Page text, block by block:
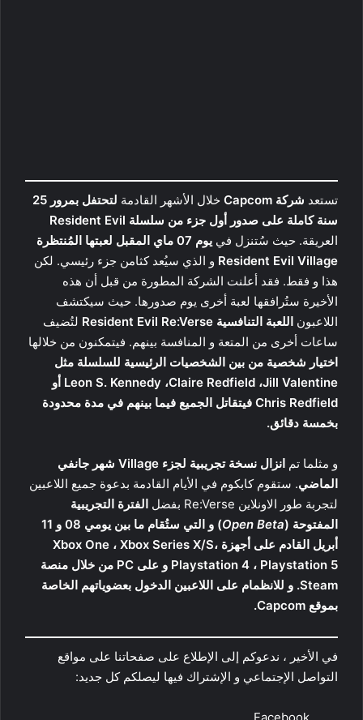
تستعد شركة Capcom خلال الأشهر القادمة
لتحتفل بمرور 25
سنة كاملة على صدور أول جزء من سلسلة Resident Evil
العريقة. حيث سُتنزل في
يوم 07 ماي المقبل لعبتها المُنتظرة
Resident Evil Village و الذي سيُعد كثامن جزء رئيسي. لكن
هذا و فقط. فقد أعلنت الشركة المطورة من قبل أن هذه
الأخيرة ستُرافقها لعبة أخرى يوم صدورها. حيث سيكتشف
اللاعبون اللعبة التنافسية Resident Evil Re:Verse
لتُضيف
ساعات أخرى من المتعة و المنافسة بينهم. فيتمكنون من خلالها
اختيار شخصية من بين الشخصيات الرئيسية للسلسلة مثل
Leon S. Kennedy ،Claire Redfield ،Jill Valentine أو
Chris Redfield فيتقاتل الجميع فيما بينهم في مدة محدودة
بخمسة دقائق.
و مثلما تم
انزال نسخة تجريبية لجزء Village شهر جانفي
الماضي. ستقوم كابكوم في الأيام القادمة بدعوة جميع اللاعبين
لتجربة طور الاونلاين Re:Verse بفضل الفترة التجريبية
المفتوحة (Open Beta
) و التي ستُقام ما بين يومي 08 و 11
أبريل القادم على أجهزة Xbox One ، Xbox Series X/S،
Playstation 4 ، Playstation 5 و على PC من خلال منصة
Steam. و للانظمام على اللاعبين الدخول
بعضوياتهم الخاصة
بموقع Capcom
.
في الأخير ، ندعوكم إلى الإطلاع على صفحاتنا على مواقع
التواصل الإجتماعي و الإشتراك فيها ليصلكم كل جديد: